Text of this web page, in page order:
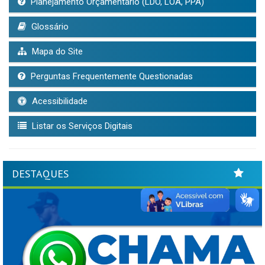
Glossário
Mapa do Site
Perguntas Frequentemente Questionadas
Acessibilidade
Listar os Serviços Digitais
DESTAQUES